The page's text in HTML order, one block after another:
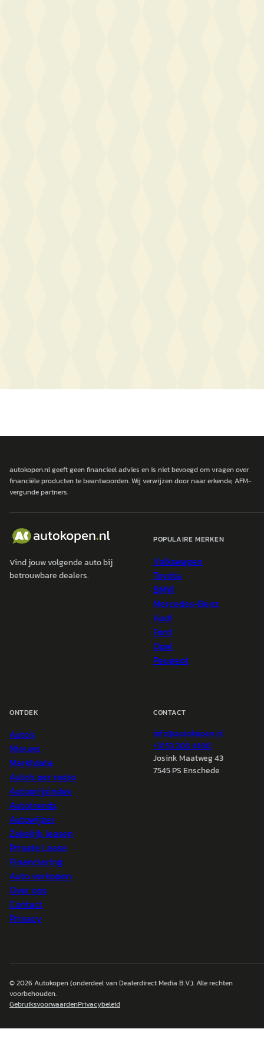
autokopen.nl geeft geen financieel advies en is niet bevoegd om vragen over
financiële producten te beantwoorden. Wij verwijzen door naar erkende, AFM-
vergunde partners.
Vind jouw volgende auto bij
betrouwbare dealers.
POPULAIRE MERKEN
Volkswagen
Toyota
BMW
Mercedes-Benz
Audi
Ford
Opel
Peugeot
ONTDEK
Auto's
Nieuws
Marktdata
Auto's per regio
Autoprijsindex
Autotrends
Autowijzer
Zakelijk leasen
Private Lease
Financiering
Auto verkopen
Over ons
Contact
Privacy
CONTACT
info@autokopen.nl
+31 53 208 4490
Josink Maatweg 43
7545 PS Enschede
© 2026Autokopen(onderdeel van Dealerdirect Media B.V.). Alle rechten
voorbehouden.
GebruiksvoorwaardenPrivacybeleid